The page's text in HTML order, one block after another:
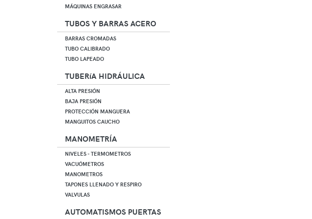
MÁQUINAS ENGRASAR
TUBOS Y BARRAS ACERO
BARRAS CROMADAS
TUBO CALIBRADO
TUBO LAPEADO
TUBERíA HIDRÁULICA
ALTA PRESIÓN
BAJA PRESIÓN
PROTECCIÓN MANGUERA
MANGUITOS CAUCHO
MANOMETRÍA
NIVELES - TERMOMETROS
VACUÓMETROS
MANOMETROS
TAPONES LLENADO Y RESPIRO
VALVULAS
AUTOMATISMOS PUERTAS